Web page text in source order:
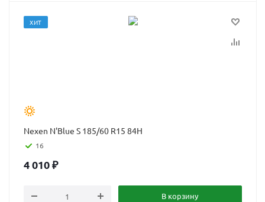
ХИТ
Nexen N'Blue S 185/60 R15 84H
16
4 010₽
В корзину